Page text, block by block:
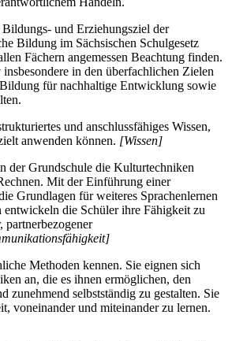
und Erziehungsziel der
Bildung im Sächsischen Schulgesetz
Fächern angemessen Beachtung finden.
in den überfachlichen Zielen
für nachhaltige Entwicklung sowie
und anschlussfähiges Wissen,
anwenden können. [Wissen]
der Grundschule die Kulturtechniken
Mit der Einführung einer
Grundlagen für weiteres Sprachenlernen
entwickeln die Schüler ihre Fähigkeit zu
partnerbezogener
Methoden kennen. Sie eignen sich
an, die es ihnen ermöglichen, den
zunehmend selbstständig zu gestalten. Sie
voneinander und miteinander zu lernen.